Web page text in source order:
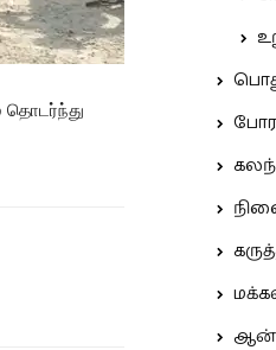
தொடர்ந்து